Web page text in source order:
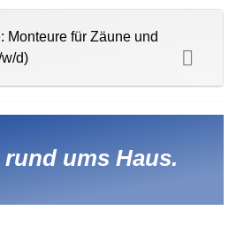
Monteure für Zäune und
d)
ums Haus.